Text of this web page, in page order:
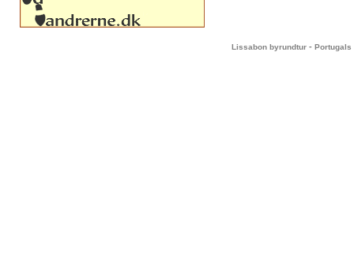
Lissabon byrundtur - Portugals